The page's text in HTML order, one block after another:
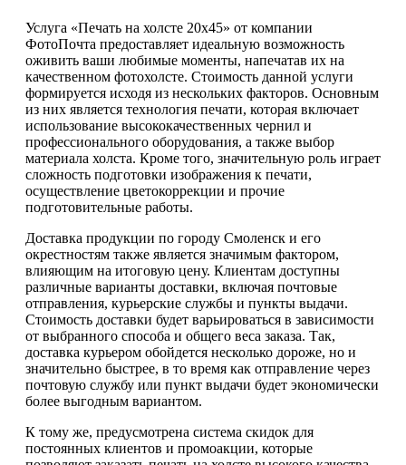
Услуга «Печать на холсте 20х45» от компании
ФотоПочта предоставляет идеальную возможность
оживить ваши любимые моменты, напечатав их на
качественном фотохолсте. Стоимость данной услуги
формируется исходя из нескольких факторов. Основным
из них является технология печати, которая включает
использование высококачественных чернил и
профессионального оборудования, а также выбор
материала холста. Кроме того, значительную роль играет
сложность подготовки изображения к печати,
осуществление цветокоррекции и прочие
подготовительные работы.
Доставка продукции по городу Смоленск и его
окрестностям также является значимым фактором,
влияющим на итоговую цену. Клиентам доступны
различные варианты доставки, включая почтовые
отправления, курьерские службы и пункты выдачи.
Стоимость доставки будет варьироваться в зависимости
от выбранного способа и общего веса заказа. Так,
доставка курьером обойдется несколько дороже, но и
значительно быстрее, в то время как отправление через
почтовую службу или пункт выдачи будет экономически
более выгодным вариантом.
К тому же, предусмотрена система скидок для
постоянных клиентов и промоакции, которые